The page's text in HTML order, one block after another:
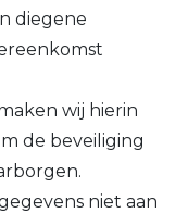
diegene
wij hierin
de beveiliging
niet aan